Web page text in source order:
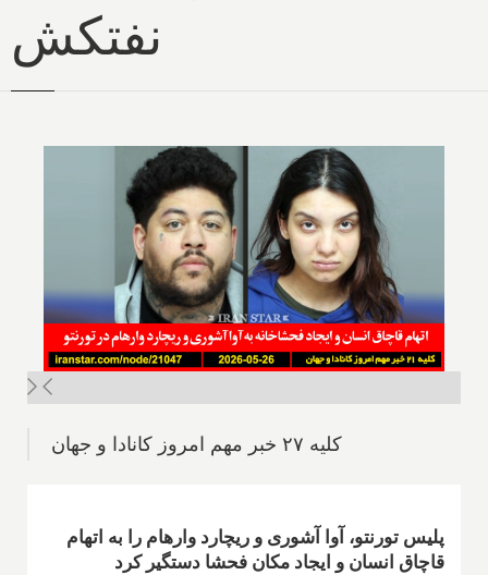
نفتکش
کلیه ۲۷ خبر مهم امروز کانادا و جهان
پلیس تورنتو، آوا آشوری و ریچارد وارهام را به اتهام
قاچاق انسان و ایجاد مکان فحشا دستگیر کرد